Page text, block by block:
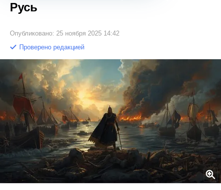
Русь
Опубликовано: 25 ноября 2025 14:42
Проверено редакцией